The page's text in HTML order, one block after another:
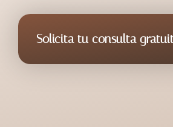
Solicita tu consulta